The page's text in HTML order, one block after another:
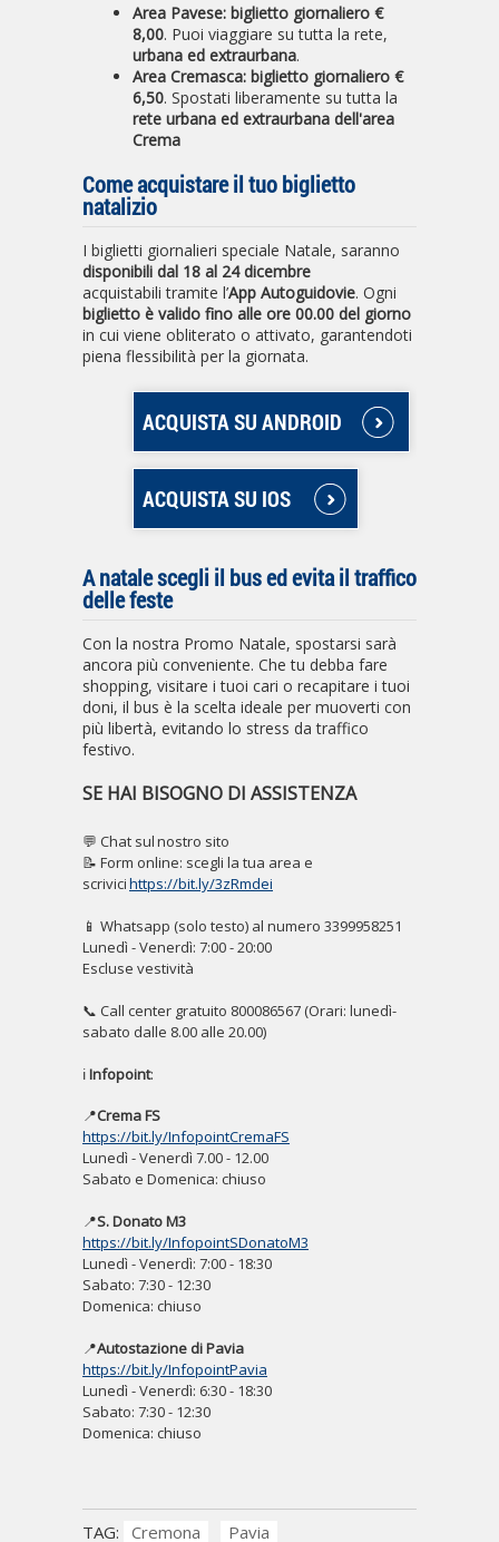
Area Pavese: biglietto giornaliero €
8,00. Puoi viaggiare su tutta la rete,
urbana ed extraurbana.
Area Cremasca: biglietto giornaliero €
6,50. Spostati liberamente su tutta la
rete urbana ed extraurbana dell'area
Crema
Come acquistare il tuo biglietto
natalizio
I biglietti giornalieri speciale Natale, saranno
disponibili dal 18 al 24 dicembre
acquistabili tramite l’App Autoguidovie. Ogni
biglietto è valido fino alle ore 00.00 del giorno
in cui viene obliterato o attivato, garantendoti
piena flessibilità per la giornata.
ACQUISTA SU ANDROID
ACQUISTA SU IOS
A natale scegli il bus ed evita il traffico
delle feste
Con la nostra Promo Natale, spostarsi sarà
ancora più conveniente. Che tu debba fare
shopping, visitare i tuoi cari o recapitare i tuoi
doni, il bus è la scelta ideale per muoverti con
più libertà, evitando lo stress da traffico
festivo.
SE HAI BISOGNO DI ASSISTENZA
💬 Chat sul nostro sito
📝 Form online: scegli la tua area e
scrivicihttps://bit.ly/3zRmdei
📱 Whatsapp (solo testo) al numero 3399958251
Lunedì - Venerdì: 7:00 - 20:00
Escluse vestività
📞 Call center gratuito 800086567 (Orari: lunedì-
sabato dalle 8.00 alle 20.00)
ℹ️Infopoint:
📍Crema FS
https://bit.ly/InfopointCremaFS
Lunedì - Venerdì 7.00 - 12.00
Sabato e Domenica: chiuso
📍S. Donato M3
https://bit.ly/InfopointSDonatoM3
Lunedì - Venerdì: 7:00 - 18:30
Sabato: 7:30 - 12:30
Domenica: chiuso
📍Autostazione di Pavia
https://bit.ly/InfopointPavia
Lunedì - Venerdì: 6:30 - 18:30
Sabato: 7:30 - 12:30
Domenica: chiuso
TAG: Cremona Pavia